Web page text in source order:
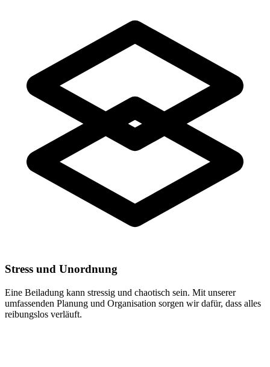
Stress und Unordnung
Eine Beiladung kann stressig und chaotisch sein. Mit unserer
umfassenden Planung und Organisation sorgen wir dafür, dass alles
reibungslos verläuft.